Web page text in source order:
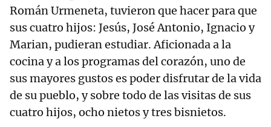
Román Urmeneta, tuvieron que hacer para que
sus cuatro hijos: Jesús, José Antonio, Ignacio y
Marian, pudieran estudiar. Aficionada a la
cocina y a los programas del corazón, uno de
sus mayores gustos es poder disfrutar de la vida
de su pueblo, y sobre todo de las visitas de sus
cuatro hijos, ocho nietos y tres bisnietos.